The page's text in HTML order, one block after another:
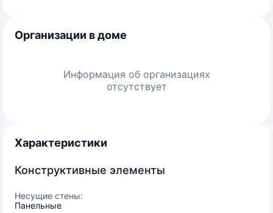
Организации в доме
Информация об организациях
отсутствует
Характеристики
Конструктивные элементы
Несущие стены:
Панельные